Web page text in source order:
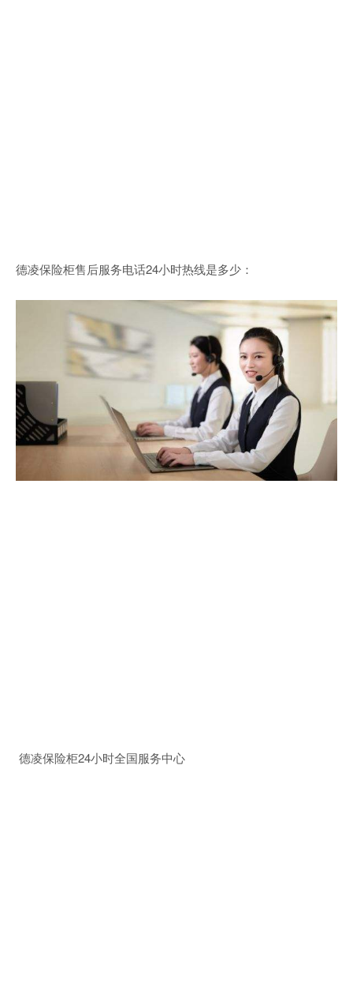
德凌保险柜售后服务电话24小时热线是多少：
德凌保险柜24小时全国服务中心